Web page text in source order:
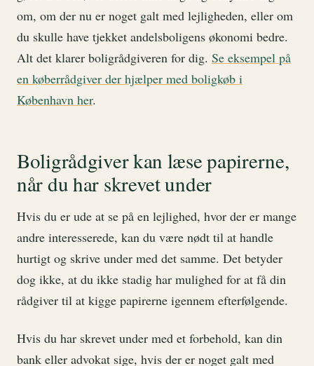
om, om der nu er noget galt med lejligheden, eller om
du skulle have tjekket andelsboligens økonomi bedre.
Alt det klarer boligrådgiveren for dig. Se eksempel på
en køberrådgiver der hjælper med boligkøb i
København her.
Boligrådgiver kan læse papirerne,
når du har skrevet under
Hvis du er ude at se på en lejlighed, hvor der er mange
andre interesserede, kan du være nødt til at handle
hurtigt og skrive under med det samme. Det betyder
dog ikke, at du ikke stadig har mulighed for at få din
rådgiver til at kigge papirerne igennem efterfølgende.
Hvis du har skrevet under med et forbehold, kan din
bank eller advokat sige, hvis der er noget galt med